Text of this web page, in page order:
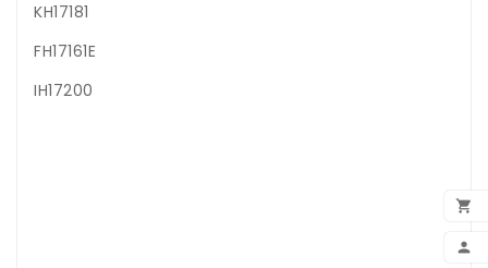


KH17181
FH17161E
IH17200